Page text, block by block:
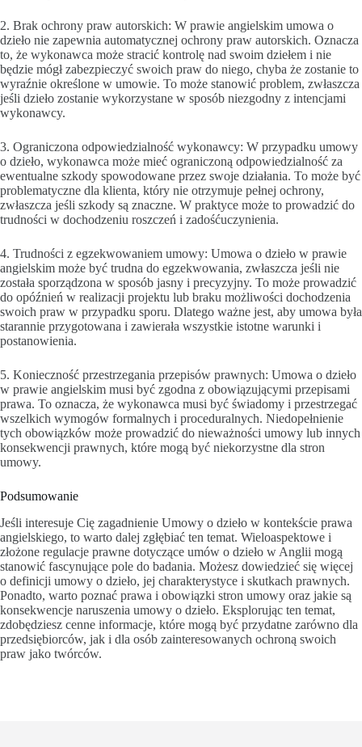
2. Brak ochrony praw autorskich: W prawie angielskim umowa o
dzieło nie zapewnia automatycznej ochrony praw autorskich. Oznacza
to, że wykonawca może stracić kontrolę nad swoim dziełem i nie
będzie mógł zabezpieczyć swoich praw do niego, chyba że zostanie to
wyraźnie określone w umowie. To może stanowić problem, zwłaszcza
jeśli dzieło zostanie wykorzystane w sposób niezgodny z intencjami
wykonawcy.
3. Ograniczona odpowiedzialność wykonawcy: W przypadku umowy
o dzieło, wykonawca może mieć ograniczoną odpowiedzialność za
ewentualne szkody spowodowane przez swoje działania. To może być
problematyczne dla klienta, który nie otrzymuje pełnej ochrony,
zwłaszcza jeśli szkody są znaczne. W praktyce może to prowadzić do
trudności w dochodzeniu roszczeń i zadośćuczynienia.
4. Trudności z egzekwowaniem umowy: Umowa o dzieło w prawie
angielskim może być trudna do egzekwowania, zwłaszcza jeśli nie
została sporządzona w sposób jasny i precyzyjny. To może prowadzić
do opóźnień w realizacji projektu lub braku możliwości dochodzenia
swoich praw w przypadku sporu. Dlatego ważne jest, aby umowa była
starannie przygotowana i zawierała wszystkie istotne warunki i
postanowienia.
5. Konieczność przestrzegania przepisów prawnych: Umowa o dzieło
w prawie angielskim musi być zgodna z obowiązującymi przepisami
prawa. To oznacza, że wykonawca musi być świadomy i przestrzegać
wszelkich wymogów formalnych i proceduralnych. Niedopełnienie
tych obowiązków może prowadzić do nieważności umowy lub innych
konsekwencji prawnych, które mogą być niekorzystne dla stron
umowy.
Podsumowanie
Jeśli interesuje Cię zagadnienie Umowy o dzieło w kontekście prawa
angielskiego, to warto dalej zgłębiać ten temat. Wieloaspektowe i
złożone regulacje prawne dotyczące umów o dzieło w Anglii mogą
stanowić fascynujące pole do badania. Możesz dowiedzieć się więcej
o definicji umowy o dzieło, jej charakterystyce i skutkach prawnych.
Ponadto, warto poznać prawa i obowiązki stron umowy oraz jakie są
konsekwencje naruszenia umowy o dzieło. Eksplorując ten temat,
zdobędziesz cenne informacje, które mogą być przydatne zarówno dla
przedsiębiorców, jak i dla osób zainteresowanych ochroną swoich
praw jako twórców.